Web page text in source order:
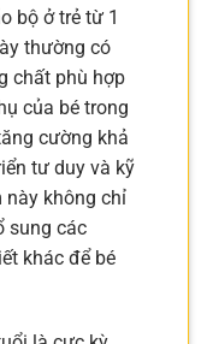
bộ ở trẻ từ 1
thường có
chất phù hợp
của bé trong
cường khả
tư duy và kỹ
này không chỉ
sung các
khác để bé